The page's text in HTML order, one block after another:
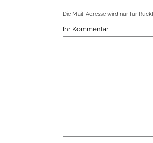
Die Mail-Adresse wird nur für
Ihr Kommentar